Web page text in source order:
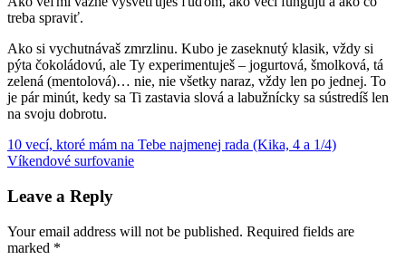
treba spraviť.
Ako si vychutnávaš zmrzlinu. Kubo je zaseknutý klasik, vždy si
pýta čokoládovú, ale Ty experimentuješ – jogurtová, šmolková, tá
zelená (mentolová)… nie, nie všetky naraz, vždy len po jednej. To
je pár minút, kedy sa Ti zastavia slová a labužnícky sa sústredíš len
na svoju dobrotu.
10
vecíKikarozprávaniespievanie
Post
navigation
Previous
Post:
10 vecí, ktoré mám na Tebe najmenej rada (Kika, 4 a 1/4)
Next
Víkendové surfovanie
Leave a Reply
Your email address will not be published. Required fields are
marked *